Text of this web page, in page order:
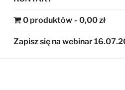
0 produktów 0,00 zł
Zapisz się na webinar